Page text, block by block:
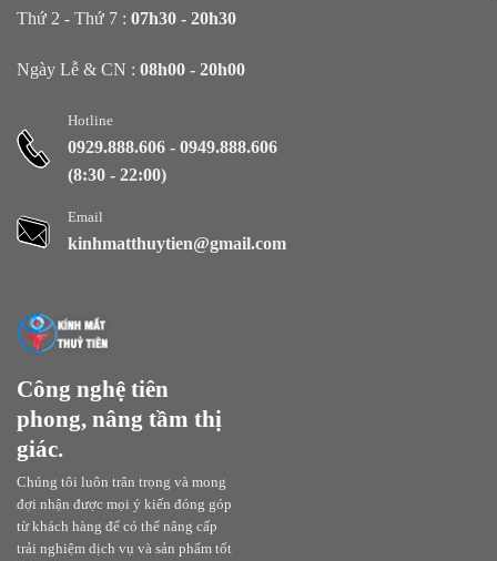
Công nghệ tiên
phong, nâng tầm thị
giác.
Chúng tôi luôn trân trọng và mong
đợi nhận được mọi ý kiến đóng góp
từ khách hàng để có thể nâng cấp
trải nghiệm dịch vụ và sản phẩm tốt
Thứ 2 - Thứ 7 : 07h30 - 20h30
Ngày Lễ & CN : 08h00 - 20h00
Hotline
0929.888.606 - 0949.888.606
(8:30 - 22:00)
Email
kinhmatthuytien@gmail.com